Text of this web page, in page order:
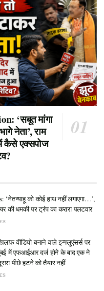
हैं: कच्चे तेल की कीमतों का 80
कम करने वाली नीतियां, और वित्त
में 19 प्रतिशत की सालाना
का प्रदर्शन कैसा रहा?
रही। बीएसई सेंसेक्स 521 अंकों की
जबकि एनएसई निफ्टी 159 अंकों
‘सबूत मांगा
नेता’, राम
कैसे एक्सपोज
‘नेतन्याहू को कोई हाथ नहीं लगाएगा…’,
की धमकी पर ट्रंप का करारा पलटवार
वीडियो बनाने वाले इन्फ्लुएंसर्स पर
में एफआईआर दर्ज होने के बाद एक ने
पीछे हटने को तैयार नहीं